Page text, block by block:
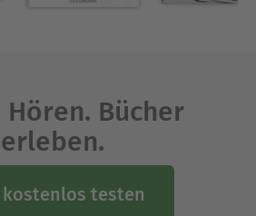
Hören. Bücher
erleben.
kostenlos testen